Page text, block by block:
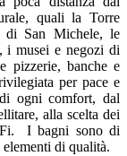
quali la Torre
di San Michele, le
i musei e negozi di
pizzerie, banche e
per pace e
ogni comfort, dal
alla scelta dei
Fi. I bagni sono di
di qualità.